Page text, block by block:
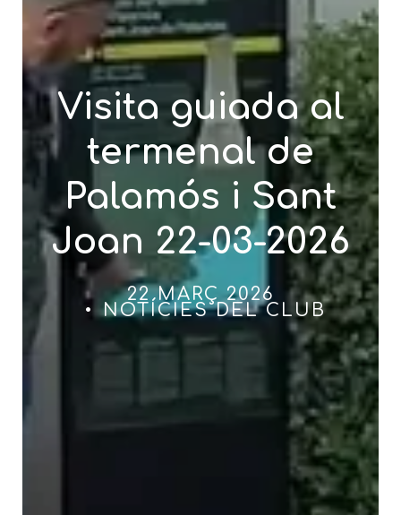
Visita guiada al
termenal de
Palamós i Sant
Joan 22-03-2026
22 MARÇ 2026
NOTÍCIES DEL CLUB